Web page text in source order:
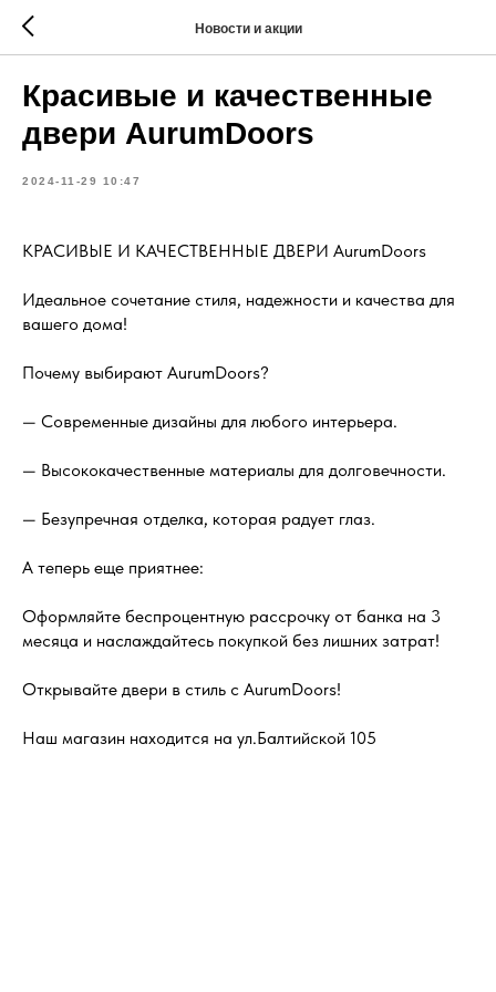
Новости и акции
Красивые и качественные
двери AurumDoors
2024-11-29 10:47
КРАСИВЫЕ И КАЧЕСТВЕННЫЕ ДВЕРИ AurumDoors
Идеальное сочетание стиля, надежности и качества для
вашего дома!
Почему выбирают AurumDoors?
— Современные дизайны для любого интерьера.
— Высококачественные материалы для долговечности.
— Безупречная отделка, которая радует глаз.
А теперь еще приятнее:
Оформляйте беспроцентную рассрочку от банка на 3
месяца и наслаждайтесь покупкой без лишних затрат!
Открывайте двери в стиль с AurumDoors!
Наш магазин находится на ул.Балтийской 105